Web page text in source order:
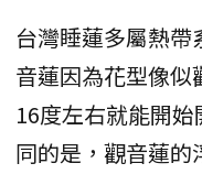
台灣睡蓮多屬熱
音蓮因為花型像似
16度左右就能開
同的是，觀音蓮